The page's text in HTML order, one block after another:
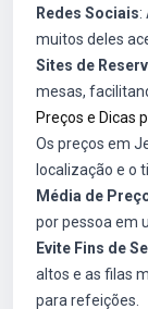
Redes Sociais:
muitos deles
Sites de
mesas,
Preços e Dicas
Os preços em
localização e o
Média de
por pessoa em
Evite Fins de
altos e as filas
para refeições.